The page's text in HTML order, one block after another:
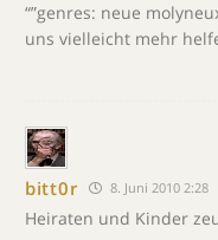
“”genres: neue
uns vielleicht mehr
bitt0r 8. Juni 2010 2:28
Heiraten und Kinder